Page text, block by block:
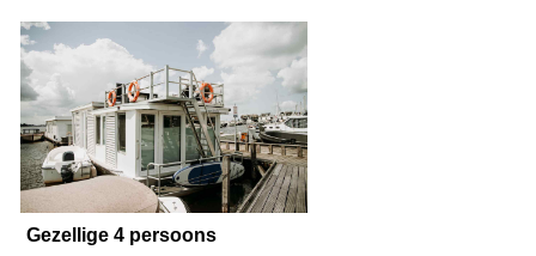
Gezellige 4 persoons